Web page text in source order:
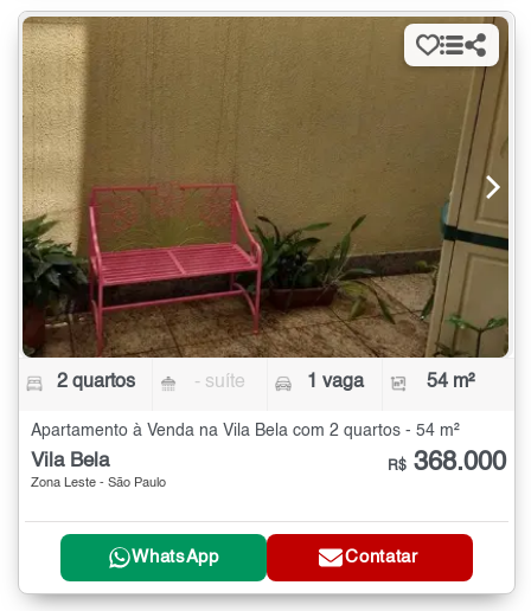
2 quartos - suíte 1 vaga 54 m²
Apartamento à Venda na Vila Bela com 2 quartos - 54 m²
Vila Bela
Zona Leste - São Paulo
R$ 368.000
WhatsApp Contatar